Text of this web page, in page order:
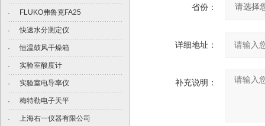
· FLUKO弗鲁克FA25
· 快速水分测定仪
· 恒温鼓风干燥箱
· 实验室酸度计
· 实验室电导率仪
· 梅特勒电子天平
· 上海右一仪器有限公司
省份：
详细地址：
补充说明：